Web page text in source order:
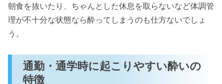
朝食を抜いたり、ちゃんとした休息を取らないなど体調管
理が不十分な状態なら酔ってしまうのも仕方ないでしょ
う。
通勤・通学時に起こりやすい酔いの
特徴